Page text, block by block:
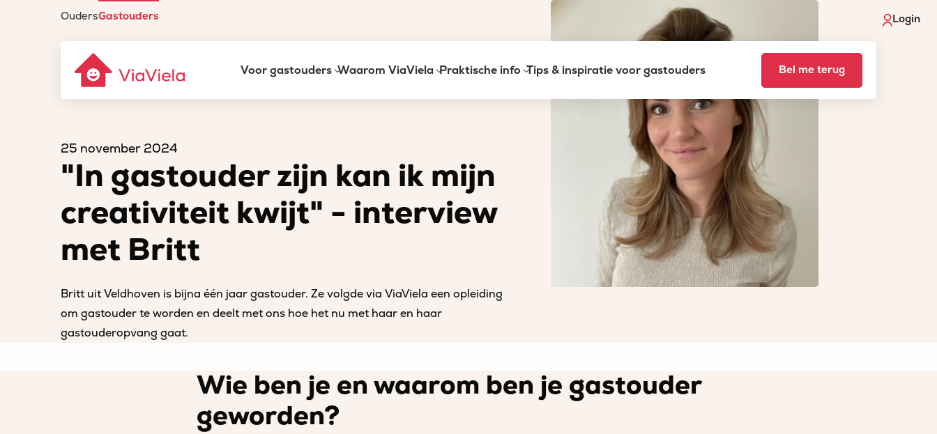
OudersGastouders Login
Gastouderbureau
ViaViela
Voor gastouders Waarom ViaViela Praktische info Tips & inspiratie voor gastouders Bel me terug
Homepage
Gastouders “In gastouder zijn kan ik mijn creativiteit kwijt” – interview met Britt
25 november 2024
"In gastouder zijn kan ik mijn
creativiteit kwijt" - interview
met Britt
Britt uit Veldhoven is bijna één jaar gastouder. Ze volgde via ViaViela een opleiding
om gastouder te worden en deelt met ons hoe het nu met haar en haar
gastouderopvang gaat.
Wie ben je en waarom ben je gastouder
geworden?